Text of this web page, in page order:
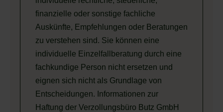
finanzielle oder sonstige fachliche
Auskünfte, Empfehlungen oder Beratungen
zu verstehen sind. Sie können eine
individuelle Einzelfallberatung durch eine
fachkundige Person nicht ersetzen und
eignen sich nicht als Grundlage von
Entscheidungen. Informationen zur
Haftung der Verzollungsbüro Butz GmbH